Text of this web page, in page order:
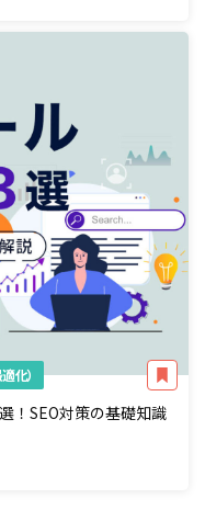
化）
！SEO対策の基礎知識